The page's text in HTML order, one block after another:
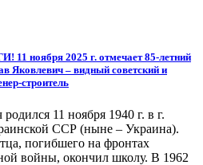
ноября 2025 г. отмечает 85-летний
Яковлевич – видный советский и
строитель
11 ноября 1940 г. в г.
ССР (ныне – Украина).
погибшего на фронтах
войны, окончил школу. В 1962